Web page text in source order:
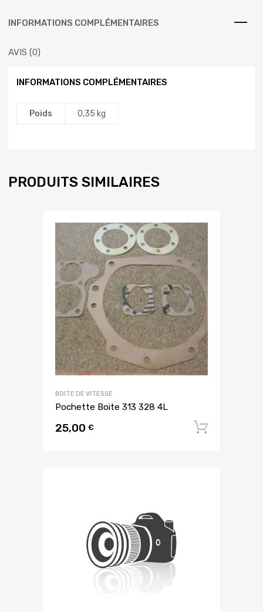
INFORMATIONS COMPLÉMENTAIRES
AVIS (0)
INFORMATIONS COMPLÉMENTAIRES
Poids 0,35 kg
PRODUITS SIMILAIRES
BOITE DE VITESSE
Pochette Boite 313 328 4L
25,00 €